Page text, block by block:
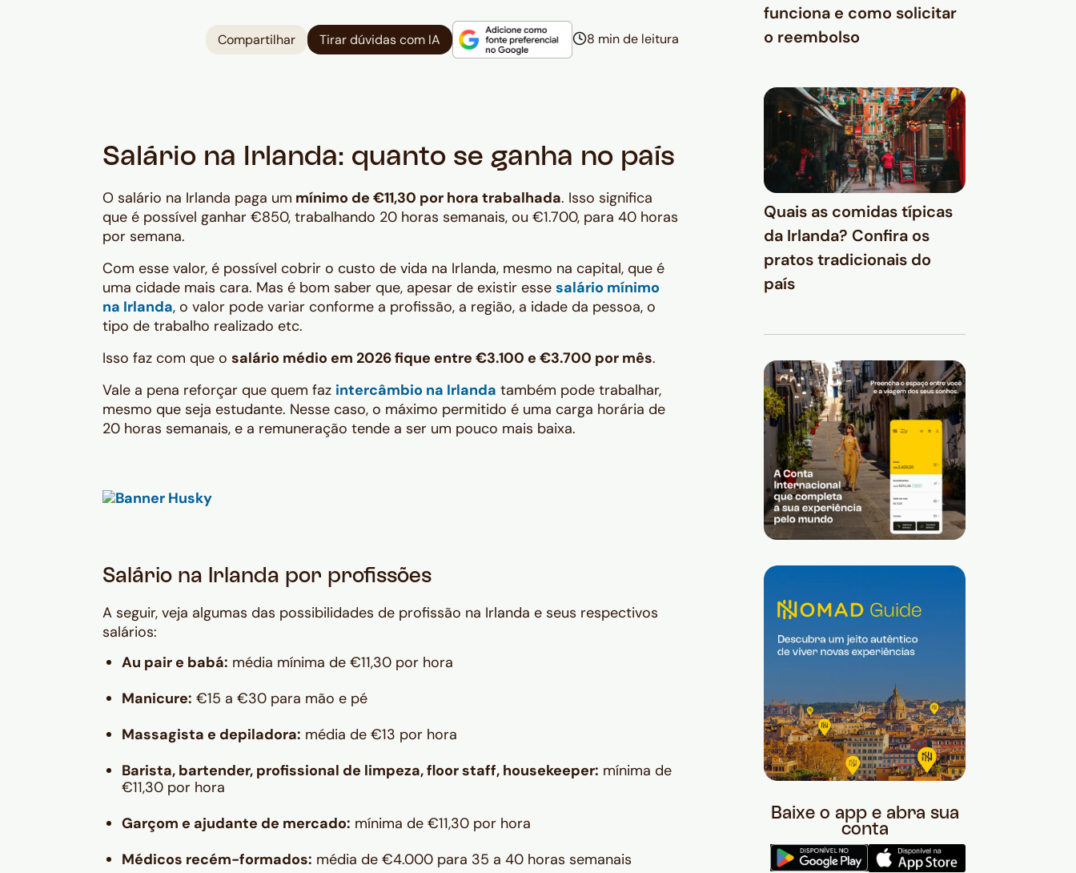
Compartilhar Tirar dúvidas com IA 8 min de leitura
Salário na Irlanda: quanto se ganha no país
O salário na Irlanda paga um mínimo de €11,30 por hora trabalhada. Isso significa
que é possível ganhar €850, trabalhando 20 horas semanais, ou €1.700, para 40 horas
por semana.
Com esse valor, é possível cobrir o custo de vida na Irlanda, mesmo na capital, que é
uma cidade mais cara. Mas é bom saber que, apesar de existir esse salário mínimo
na Irlanda, o valor pode variar conforme a profissão, a região, a idade da pessoa, o
tipo de trabalho realizado etc.
Isso faz com que o salário médio em 2026 fique entre €3.100 e €3.700 por mês.
Vale a pena reforçar que quem faz intercâmbio na Irlanda também pode trabalhar,
mesmo que seja estudante. Nesse caso, o máximo permitido é uma carga horária de
20 horas semanais, e a remuneração tende a ser um pouco mais baixa.
Salário na Irlanda por profissões
A seguir, veja algumas das possibilidades de profissão na Irlanda e seus respectivos
salários:
Au pair e babá: média mínima de €11,30 por hora
Manicure: €15 a €30 para mão e pé
Massagista e depiladora: média de €13 por hora
Barista, bartender, profissional de limpeza, floor staff, housekeeper: mínima de
€11,30 por hora
Garçom e ajudante de mercado: mínima de €11,30 por hora
Médicos recém-formados: média de €4.000 para 35 a 40 horas semanais
funciona e como solicitar
o reembolso
Quais as comidas típicas
da Irlanda? Confira os
pratos tradicionais do
país
Baixe o app e abra sua
conta